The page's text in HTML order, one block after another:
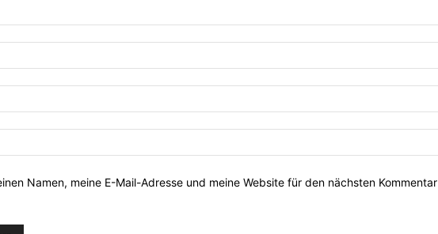
Namen, meine E-Mail-Adresse und meine Website für den nächsten Kommentar